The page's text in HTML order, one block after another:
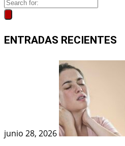
ENTRADAS RECIENTES
junio 28, 2026